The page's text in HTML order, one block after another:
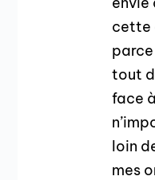
cette
parce
tout
face
loin
mes